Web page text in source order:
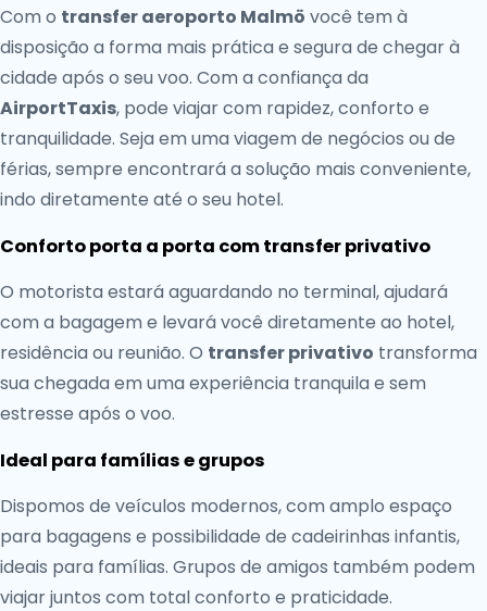
Com o transfer aeroporto Malmö você tem à
disposição a forma mais prática e segura de chegar à
cidade após o seu voo. Com a confiança da
AirportTaxis, pode viajar com rapidez, conforto e
tranquilidade. Seja em uma viagem de negócios ou de
férias, sempre encontrará a solução mais conveniente,
indo diretamente até o seu hotel.
Conforto porta a porta com transfer privativo
O motorista estará aguardando no terminal, ajudará
com a bagagem e levará você diretamente ao hotel,
residência ou reunião. O transfer privativo transforma
sua chegada em uma experiência tranquila e sem
estresse após o voo.
Ideal para famílias e grupos
Dispomos de veículos modernos, com amplo espaço
para bagagens e possibilidade de cadeirinhas infantis,
ideais para famílias. Grupos de amigos também podem
viajar juntos com total conforto e praticidade.